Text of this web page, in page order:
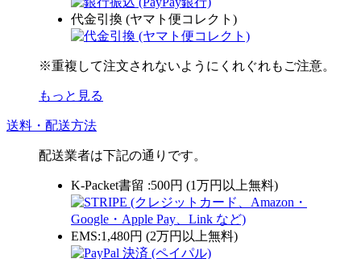
代金引換 (ヤマト便コレクト)
※重複して注文されないようにくれぐれもご注意。
もっと見る
送料・配送方法
配送業者は下記の通りです。
K-Packet書留 :500円 (1万円以上無料)
EMS:1,480円 (2万円以上無料)